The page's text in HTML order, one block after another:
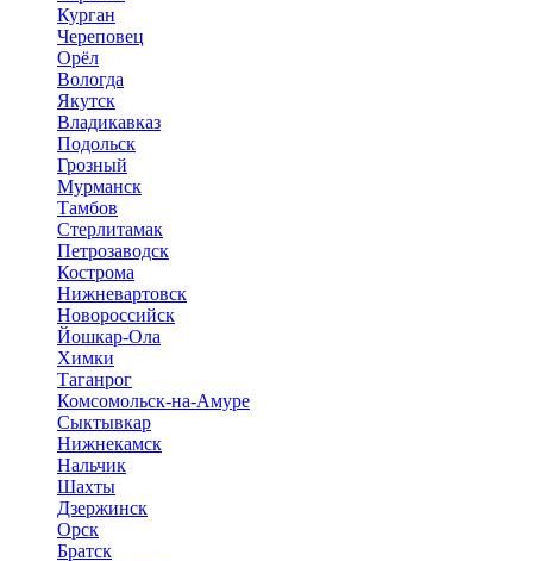
Курган
Череповец
Орёл
Вологда
Якутск
Владикавказ
Подольск
Грозный
Мурманск
Тамбов
Стерлитамак
Петрозаводск
Кострома
Нижневартовск
Новороссийск
Йошкар-Ола
Химки
Таганрог
Комсомольск-на-Амуре
Сыктывкар
Нижнекамск
Нальчик
Шахты
Дзержинск
Орск
Братск